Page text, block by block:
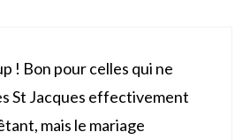
! Bon pour celles qui ne
St Jacques effectivement
mais le mariage